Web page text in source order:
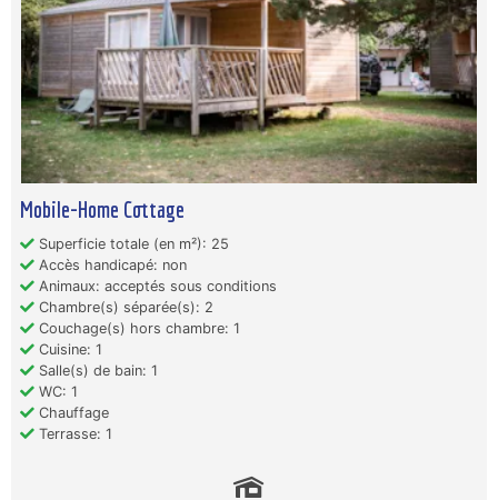
Mobile-Home Cottage
Superficie totale (en m²): 25
Accès handicapé: non
Animaux: acceptés sous conditions
Chambre(s) séparée(s): 2
Couchage(s) hors chambre: 1
Cuisine: 1
Salle(s) de bain: 1
WC: 1
Chauffage
Terrasse: 1